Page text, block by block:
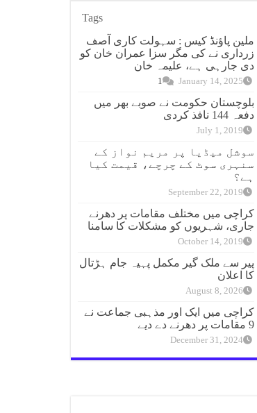
Tags
ملین پاؤنڈ کیس : سہولت کاری آصف
زرداری نے کی مگر سزا عمران خان کو
دی جارہی ہے، علیمہ خان
January 14, 2025
1
بلوچستان حکومت نے صوبے بھر میں
دفعہ 144 نافذ کردی
July 1, 2019
سوشل میڈیا پر مریم نواز کے
سنہری سوٹ کے چرچے، قیمت کیا
ہے؟
September 22, 2019
کراچی میں مختلف مقامات پر دھرنے
جاری، شہریوں کو مشکلات کا سامنا
October 14, 2019
پیر سے ملک گیر مکمل پہیہ جام ہڑتال
کا اعلان
August 8, 2026
کراچی میں ایک اور مذہبی جماعت نے
9 مقامات پر دھرنے دے دیے
December 31, 2024